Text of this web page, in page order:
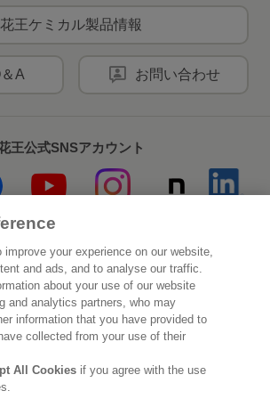
花王ケミカル製品情報
A お問い合わせ
王公式SNSアカウント
花王について
ィ イノベーション
投資家情報
ム 採用情報
your experience on our website,
and ads, and to analyse our traffic.
about your use of our website
and analytics partners, who may
information that you have provided to
collected from your use of their
All Cookies if you agree with the use